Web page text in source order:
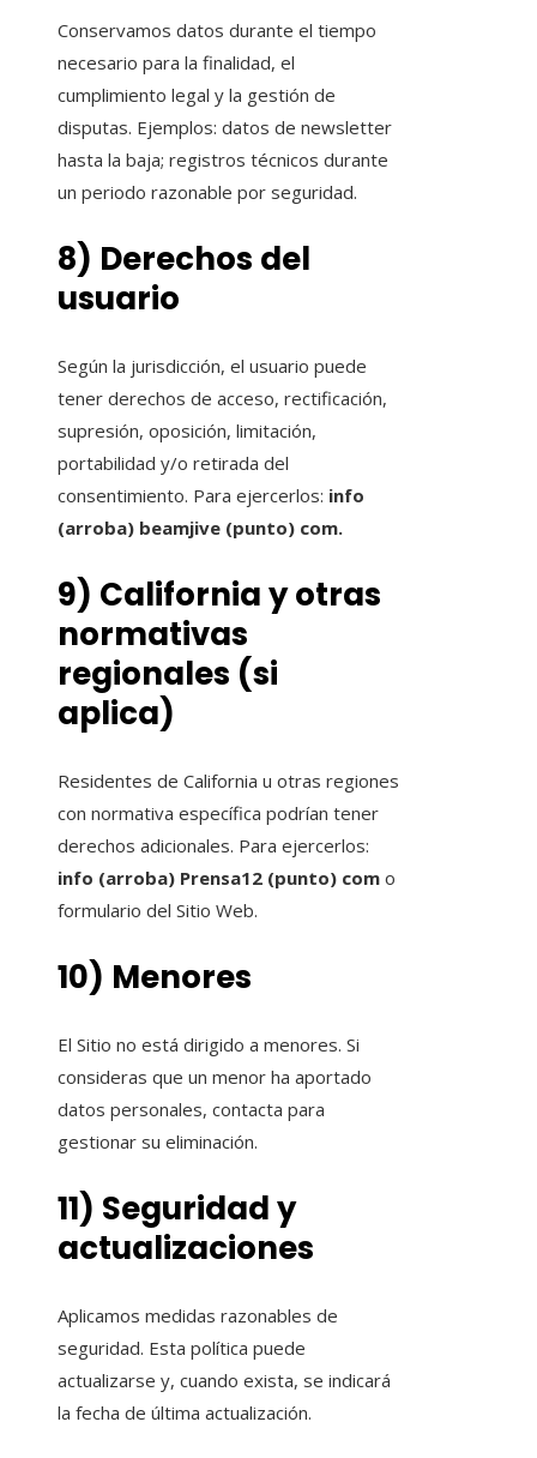
Conservamos datos durante el tiempo
necesario para la finalidad, el
cumplimiento legal y la gestión de
disputas. Ejemplos: datos de newsletter
hasta la baja; registros técnicos durante
un periodo razonable por seguridad.
8) Derechos del
usuario
Según la jurisdicción, el usuario puede
tener derechos de acceso, rectificación,
supresión, oposición, limitación,
portabilidad y/o retirada del
consentimiento. Para ejercerlos: info
(arroba) beamjive (punto) com.
9) California y otras
normativas
regionales (si
aplica)
Residentes de California u otras regiones
con normativa específica podrían tener
derechos adicionales. Para ejercerlos:
info (arroba) Prensa12 (punto) com o
formulario del Sitio Web.
10) Menores
El Sitio no está dirigido a menores. Si
consideras que un menor ha aportado
datos personales, contacta para
gestionar su eliminación.
11) Seguridad y
actualizaciones
Aplicamos medidas razonables de
seguridad. Esta política puede
actualizarse y, cuando exista, se indicará
la fecha de última actualización.